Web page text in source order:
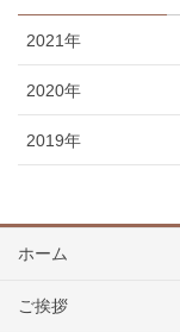
2021年
2020年
2019年
ホーム
ご挨拶